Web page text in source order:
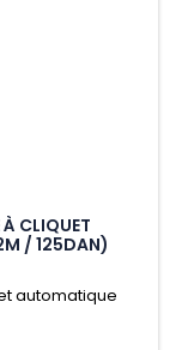
CLIQUET
/ 125DAN)
automatique
(2.0M +